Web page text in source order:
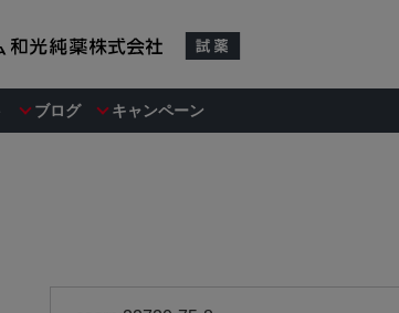
ブログ キャンペーン